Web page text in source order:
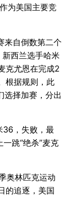
为美国主要竞
来自倒数第二个
西兰选手哈米
克尤恩在完成2
根据规则，此
选择加赛，分出
36，失败，最
跳“绝杀”麦克
奥林匹克运动
的追逐，美国